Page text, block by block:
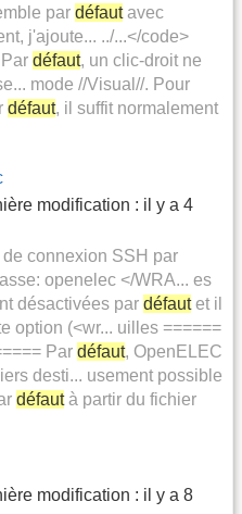
par défautavec
j'ajoute... ../...</code>
défaut, un clic-droit ne
mode //Visual//. Pour
défaut, il suffit normalement
modification : il y a 4
connexion SSH par
openelec </WRA... es
désactivées par défautet il
option (<wr... uilles ======
Par défaut, OpenELEC
desti... usement possible
défautà partir du fichier
modification : il y a 8